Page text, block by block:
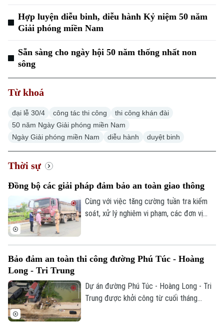
Chuyên mục
Hợp luyện diễu binh, diễu hành Kỷ niệm 50 năm
Giải phóng miền Nam
Sẵn sàng cho ngày hội 50 năm thống nhất non
sông
Từ khoá
đại lễ 30/4 công tác thi công
thi công khán đài
50 năm Ngày Giải phóng miền Nam
Ngày Giải phóng miền Nam
diễu hành duyệt binh
Thời sự
Đồng bộ các giải pháp đảm bảo an toàn giao thông
Cùng với việc tăng cường tuần tra kiểm
soát, xử lý nghiêm vi phạm, các đơn vị
của pháp luật nhằm đảm bảo ATGT trong
rộng đường giao thông.
Bảo đảm an toàn thi công đường Phú Túc - Hoàng
Long - Tri Trung
Dự án đường Phú Túc - Hoàng Long - Tri
Trung được khởi công từ cuối tháng